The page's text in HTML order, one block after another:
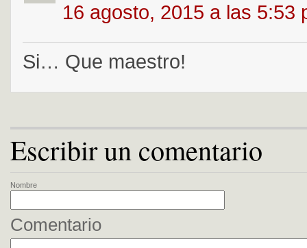
16 agosto, 2015 a las 5:53
Si… Que maestro!
Escribir un comentario
Nombre
Comentario